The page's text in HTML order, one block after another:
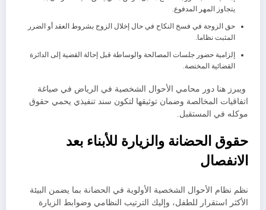
يتجاوز المهر المدفوع.
​حق الزوجة في فسخ النكاح في حال إخلال الزوج بشروط العقد أو الضرر
المثبت نظاما.
​إلزامية حضور جلسات المصالحة والوساطة قبل إحالة القضية إلى الدائرة
القضائية المختصة.
ويبرز هنا دور محامي الأحوال الشخصية في الرياض في صياغة
اتفاقيات المخالصة وضمان توثيقها لتكون سند تنفيذي يحمي حقوق
موكله في المستقبل.
​حقوق الحضانة والزيارة للأبناء بعد
الانفصال
نظم نظام الأحوال الشخصية الأولوية في الحضانة بما يضمن البيئة
الأكثر استقرار للطفل، ​وإليك الترتيب النظامي وضوابط الزيارة